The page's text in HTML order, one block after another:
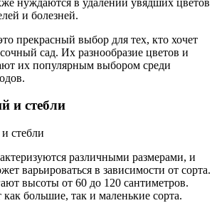
и болезней.
прекрасный выбор для тех, кто хочет
сад. Их разнообразие цветов и
их популярным выбором среди
и стебли
различными размерами, и
варьироваться в зависимости от сорта.
высоты от 60 до 120 сантиметров.
большие, так и маленькие сорта.